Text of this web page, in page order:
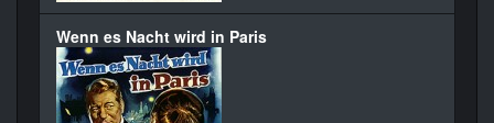
Wenn es Nacht wird in Paris